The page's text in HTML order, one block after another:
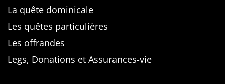
La quête dominicale
Les quêtes particulières
Les offrandes
Legs, Donations et Assurances-vie